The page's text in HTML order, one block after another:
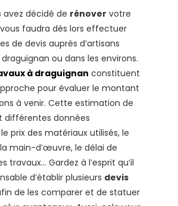
avez décidé de rénover votre
faudra dès lors effectuer
de devis auprès d’artisans
ou dans les environs.
à draguignan constituent
pour évaluer le montant
à venir. Cette estimation de
différentes données
prix des matériaux utilisés, le
main-d’œuvre, le délai de
travaux… Gardez à l’esprit qu’il
d’établir plusieurs devis
de les comparer et de statuer